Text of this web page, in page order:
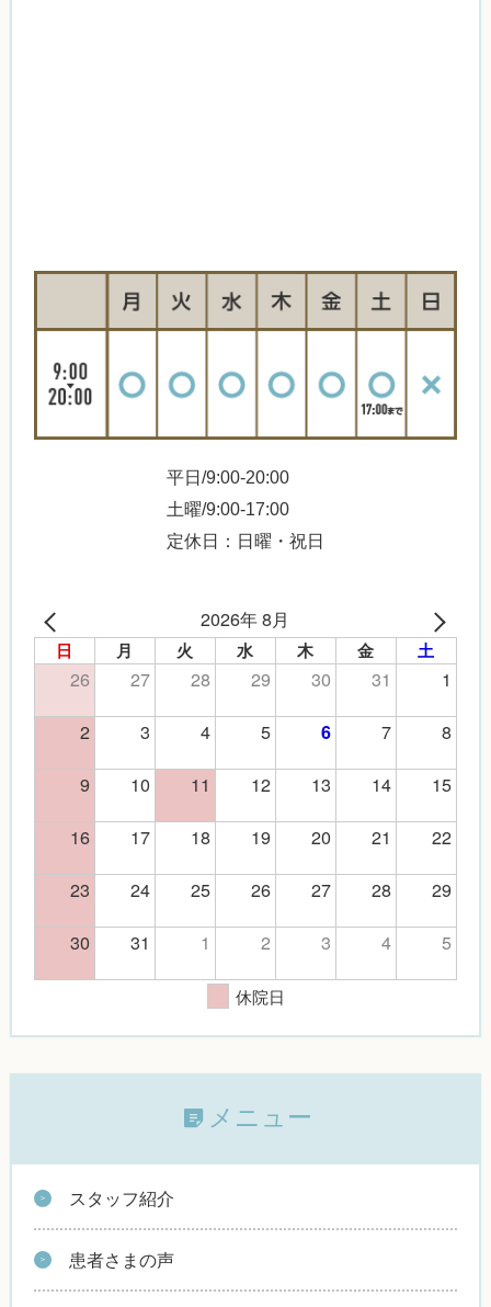
平日/9:00-20:00
土曜/9:00-17:00
定休日：日曜・祝日
2026年 8月
日 月 火 水 木 金 土
26 27 28 29 30 31
1
2
3 4 5 6 7
8
9
10 11 12 13 14
15
16
17 18 19 20 21
22
23
24 25 26 27 28
29
30
31 1 2 3 4 5
休院日
メニュー
スタッフ紹介
患者さまの声